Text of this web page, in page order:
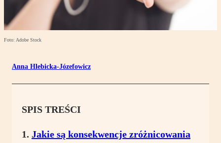
Foto: Adobe Stock
Anna Hlebicka-Józefowicz
SPIS TREŚCI
Jakie są konsekwencje zróżnicowania